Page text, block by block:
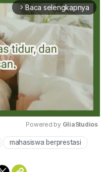
arrow_forward_ios Baca selengkapnya
Mute
Powered by GliaStudios
mahasiswa berprestasi